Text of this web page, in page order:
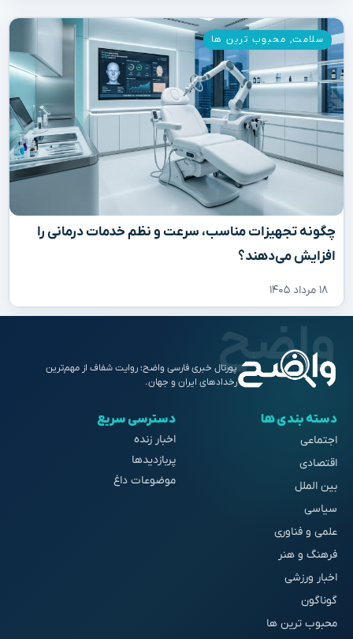
چگونه تجهیزات مناسب، سرعت و نظم خدمات درمانی را
افزایش می‌دهند؟
۱۸ مرداد ۱۴۰۵
سلامت, محبوب ترین ها
پورتال خبری فارسی واضح؛ روایت شفاف از مهم‌ترین
رخدادهای ایران و جهان.
دسته بندی ها
اجتماعی
اقتصادی
بین الملل
سیاسی
علمی و فناوری
فرهنگ و هنر
اخبار ورزشی
گوناگون
محبوب ترین ها
دسترسی سریع
اخبار زنده
پربازدیدها
موضوعات داغ